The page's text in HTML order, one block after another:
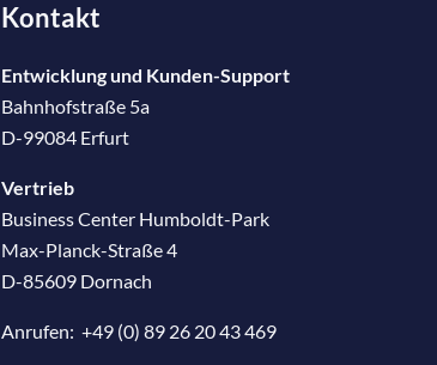
Kontakt
Entwicklung und Kunden-Support
Bahnhofstraße 5a
D-99084 Erfurt
Vertrieb
Business Center Humboldt-Park
Max-Planck-Straße 4
D-85609 Dornach
Anrufen: +49 (0) 89 26 20 43 469